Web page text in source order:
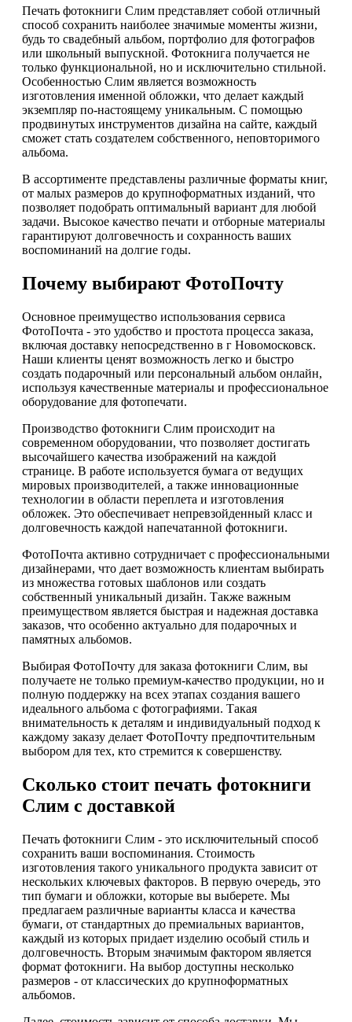
Печать фотокниги Слим представляет собой отличный
способ сохранить наиболее значимые моменты жизни,
будь то свадебный альбом, портфолио для фотографов
или школьный выпускной. Фотокнига получается не
только функциональной, но и исключительно стильной.
Особенностью Слим является возможность
изготовления именной обложки, что делает каждый
экземпляр по-настоящему уникальным. С помощью
продвинутых инструментов дизайна на сайте, каждый
сможет стать создателем собственного, неповторимого
альбома.
В ассортименте представлены различные форматы книг,
от малых размеров до крупноформатных изданий, что
позволяет подобрать оптимальный вариант для любой
задачи. Высокое качество печати и отборные материалы
гарантируют долговечность и сохранность ваших
воспоминаний на долгие годы.
Почему выбирают ФотоПочту
Основное преимущество использования сервиса
ФотоПочта - это удобство и простота процесса заказа,
включая доставку непосредственно в г Новомосковск.
Наши клиенты ценят возможность легко и быстро
создать подарочный или персональный альбом онлайн,
используя качественные материалы и профессиональное
оборудование для фотопечати.
Производство фотокниги Слим происходит на
современном оборудовании, что позволяет достигать
высочайшего качества изображений на каждой
странице. В работе используется бумага от ведущих
мировых производителей, а также инновационные
технологии в области переплета и изготовления
обложек. Это обеспечивает непревзойденный класс и
долговечность каждой напечатанной фотокниги.
ФотоПочта активно сотрудничает с профессиональными
дизайнерами, что дает возможность клиентам выбирать
из множества готовых шаблонов или создать
собственный уникальный дизайн. Также важным
преимуществом является быстрая и надежная доставка
заказов, что особенно актуально для подарочных и
памятных альбомов.
Выбирая ФотоПочту для заказа фотокниги Слим, вы
получаете не только премиум-качество продукции, но и
полную поддержку на всех этапах создания вашего
идеального альбома с фотографиями. Такая
внимательность к деталям и индивидуальный подход к
каждому заказу делает ФотоПочту предпочтительным
выбором для тех, кто стремится к совершенству.
Сколько стоит печать фотокниги
Слим с доставкой
Печать фотокниги Слим - это исключительный способ
сохранить ваши воспоминания. Стоимость
изготовления такого уникального продукта зависит от
нескольких ключевых факторов. В первую очередь, это
тип бумаги и обложки, которые вы выберете. Мы
предлагаем различные варианты класса и качества
бумаги, от стандартных до премиальных вариантов,
каждый из которых придает изделию особый стиль и
долговечность. Вторым значимым фактором является
формат фотокниги. На выбор доступны несколько
размеров - от классических до крупноформатных
альбомов.